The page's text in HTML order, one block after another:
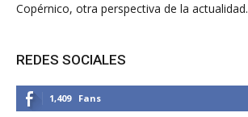
Copérnico, otra perspectiva de la actualidad.
REDES SOCIALES
1,409 Fans